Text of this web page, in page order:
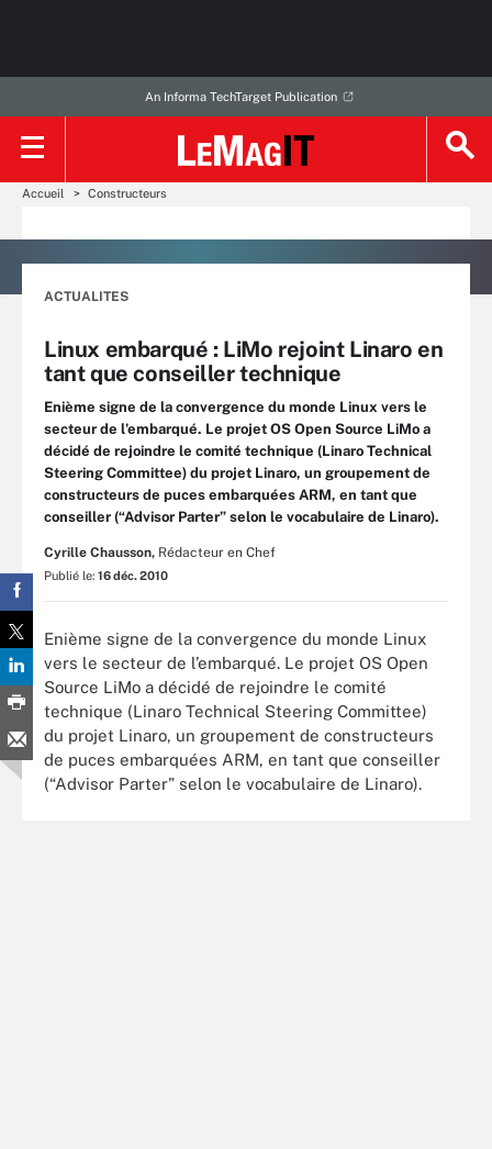
An Informa TechTarget Publication
Accueil Constructeurs
ACTUALITES
Linux embarqué : LiMo rejoint Linaro en
tant que conseiller technique
Enième signe de la convergence du monde Linux vers le
secteur de l’embarqué. Le projet OS Open Source LiMo a
décidé de rejoindre le comité technique (Linaro Technical
Steering Committee) du projet Linaro, un groupement de
constructeurs de puces embarquées ARM, en tant que
conseiller (“Advisor Parter” selon le vocabulaire de Linaro).
Cyrille Chausson, Rédacteur en Chef
Publié le: 16 déc. 2010
Enième signe de la convergence du monde Linux
vers le secteur de l’embarqué. Le projet OS Open
Source LiMo a décidé de rejoindre le comité
technique (Linaro Technical Steering Committee)
du projet Linaro, un groupement de constructeurs
de puces embarquées ARM, en tant que conseiller
(“Advisor Parter” selon le vocabulaire de Linaro).